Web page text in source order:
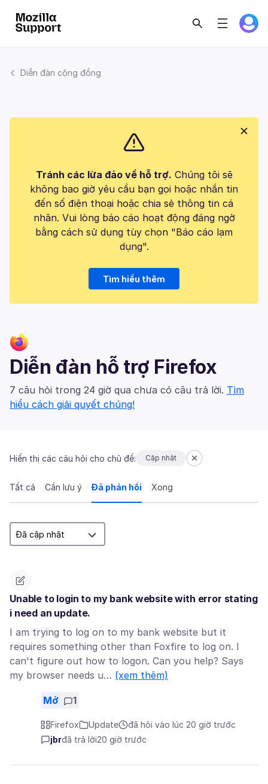
Diễn đàn cộng đồng
Tránh các lừa đảo về hỗ trợ. Chúng tôi sẽ
không bao giờ yêu cầu bạn gọi hoặc nhắn tin
đến số điện thoại hoặc chia sẻ thông tin cá
nhân. Vui lòng báo cáo hoạt động đáng ngờ
bằng cách sử dụng tùy chọn "Báo cáo lạm
dụng".
Tìm hiểu thêm
Diễn đàn hỗ trợ Firefox
7 câu hỏi trong 24 giờ qua chưa có câu trả lời. Tìm
hiểu cách giải quyết chúng!
Hiển thị các câu hỏi cho chủ đề: Cập nhật
Tất cả Cần lưu ý Đã phản hồi Xong
Unable to login to my bank website with error stating
i need an update.
I am trying to log on to my bank website but it
requires something other than Foxfire to log on. I
can't figure out how to logon. Can you help? Says
my browser needs u… (xem thêm)
Mở 1
Firefox Update
đã hỏi vào lúc 20 giờ trước
jbrđã trả lời20 giờ trước